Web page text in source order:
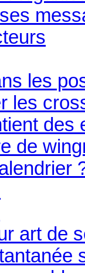
les
les
des
de
art de